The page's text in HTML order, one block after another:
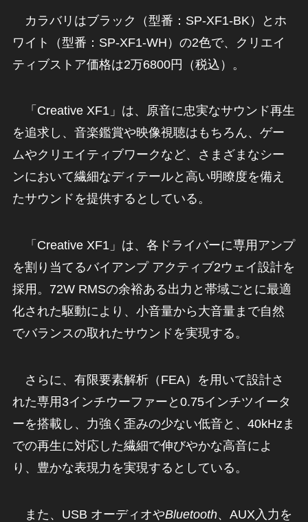
カラバリはブラック（型番：SP-XF1-BK）とホ
ワイト（型番：SP-XF1-WH）の2色で、クリエイ
ティブストア価格は2万6800円（税込）。
「Creative XF1」は、原音に忠実なサウンド再生
を追求し、音楽鑑賞や映像視聴はもちろん、ゲー
ムやクリエイティブワークなど、さまざまなシー
ンにおいて繊細なディテールと高い明瞭度を備え
たサウンドを提供するとしている。
「Creative XF1」は、各ドライバーに専用アンプ
を割り当てるバイアンプ アクティブ2ウェイ設計を
採用。72W RMSの余裕ある出力と帯域ごとに最適
化された駆動により、小音量から大音量まで自然
でバランスの取れたサウンドを実現する。
さらに、有限要素解析（FEA）を用いて設計さ
れた専用3インチウーファーと0.75インチツイータ
ーを搭載し、力強く歪みの少ない低音と、40kHzま
での再生に対応した繊細で伸びやかな高音によ
り、豊かな表現力を実現するとしている。
また、USB オーディオやBluetooth、AUX入力を